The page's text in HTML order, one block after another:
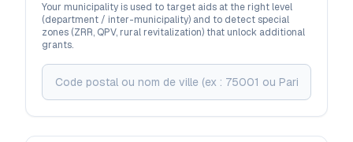
Your municipality is used to target aids at the right level
(department / inter-municipality) and to detect special
zones (ZRR, QPV, rural revitalization) that unlock additional
grants.